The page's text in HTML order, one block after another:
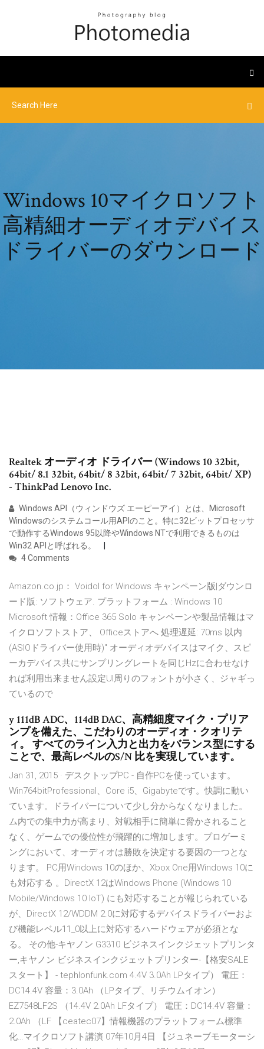
Windows 10マイクロソフト
高精細オーディオデバイス
ドライバーのダウンロード
Realtek オーディオ ドライバー (Windows 10 32bit,
64bit/ 8.1 32bit, 64bit/ 8 32bit, 64bit/ 7 32bit, 64bit/ XP)
- ThinkPad Lenovo Inc.
Windows API（ウィンドウズ エーピーアイ）とは、Microsoft
Windowsのシステムコール用APIのこと。特に32ビットプロセッサ
で動作するWindows 95以降やWindows NTで利用できるものは
Win32 APIと呼ばれる。
4 Comments
Amazon.co.jp： Voidol for Windows キャンペーン版|ダウンロ
ード版: ソフトウェア. プラットフォーム : Windows 10
Microsoft 情報：Office 365 Solo キャンペーンや製品情報はマ
イクロソフトストア、 Officeストアへ 処理遅延: 70ms 以内
(ASIOドライバー使用時)" オーディオデバイスはマイク、スピ
ーカデバイス共にサンプリングレートを同じHzに合わせなけ
れば利用出来ません設定UI周りのフォントが小さく、ジャギっ
ているので
y 111dB ADC、114dB DAC、高精細度マイク・プリア
ンプを備えた、こだわりのオーディオ・クオリテ
ィ。 すべてのライン入力と出力をバランス型にする
ことで、最高レベルのS/N 比を実現しています。
Jan 31, 2015 · デスクトップPC - 自作PCを使っています。
Win764bitProfessional、Core i5、Gigabyteです。快調に動い
ています。ドライバーについて少し分からなくなりました。
ム内での集中力が高まり、対戦相手に簡単に脅かされること
なく、ゲームでの優位性が飛躍的に増加します。プロゲーミ
ングにおいて、オーディオは勝敗を決定する要因の一つとな
ります。 PC用Windows 10のほか、Xbox One用Windows 10に
も対応する 。DirectX 12はWindows Phone (Windows 10
Mobile/Windows 10 IoT) にも対応することが報じられている
が、DirectX 12/WDDM 2.0に対応するデバイスドライバーおよ
び機能レベル11_0以上に対応するハードウェアが必須とな
る。 その他-キヤノン G3310 ビジネスインクジェットプリンタ
ー,キヤノン ビジネスインクジェットプリンター-【格安SALE
スタート】 - tephlonfunk.com 4.4V 3.0Ah LPタイプ） 電圧：
DC14.4V 容量：3.0Ah （LPタイプ、リチウムイオン）
EZ7548LF2S （14.4V 2.0Ah LFタイプ） 電圧：DC14.4V 容量：
2.0Ah （LF 【ceatec07】情報機器のプラットフォーム標準
化…マイクロソフト講演 07年10月4日 【ジュネーブモーターシ